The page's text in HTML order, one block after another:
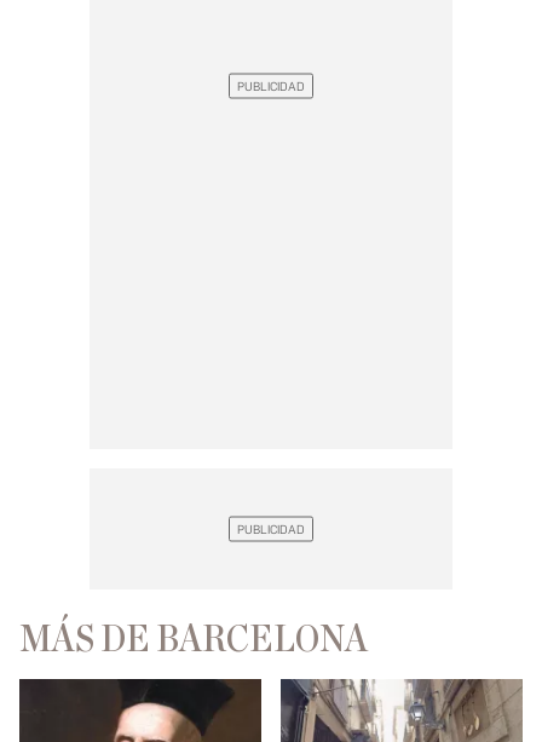
MÁS DE BARCELONA